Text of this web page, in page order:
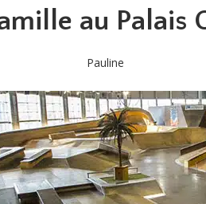
au Palais
Pauline